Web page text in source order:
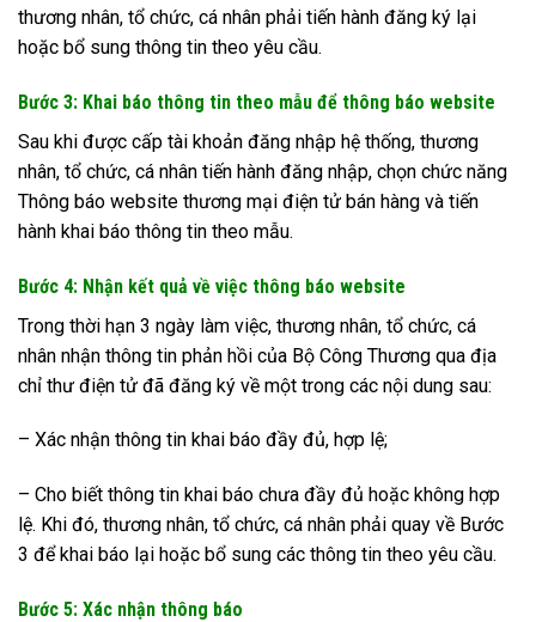
thương nhân, tổ chức, cá nhân phải tiến hành đăng ký lại
hoặc bổ sung thông tin theo yêu cầu.
Bước 3: Khai báo thông tin theo mẫu để thông báo website
Sau khi được cấp tài khoản đăng nhập hệ thống, thương
nhân, tổ chức, cá nhân tiến hành đăng nhập, chọn chức năng
Thông báo website thương mại điện tử bán hàng và tiến
hành khai báo thông tin theo mẫu.
Bước 4: Nhận kết quả về việc thông báo website
Trong thời hạn 3 ngày làm việc, thương nhân, tổ chức, cá
nhân nhận thông tin phản hồi của Bộ Công Thương qua địa
chỉ thư điện tử đã đăng ký về một trong các nội dung sau:
– Xác nhận thông tin khai báo đầy đủ, hợp lệ;
– Cho biết thông tin khai báo chưa đầy đủ hoặc không hợp
lệ. Khi đó, thương nhân, tổ chức, cá nhân phải quay về Bước
3 để khai báo lại hoặc bổ sung các thông tin theo yêu cầu.
Bước 5: Xác nhận thông báo